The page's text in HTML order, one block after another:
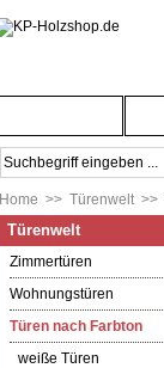
Home >> Türenwelt >>
Türenwelt
Zimmertüren
Wohnungstüren
Türen nach Farbton
weiße Türen